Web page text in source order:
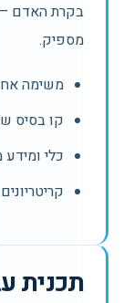
בקרת האדם
מספיק.
משימה
קו בסיס
כלי
תכנית